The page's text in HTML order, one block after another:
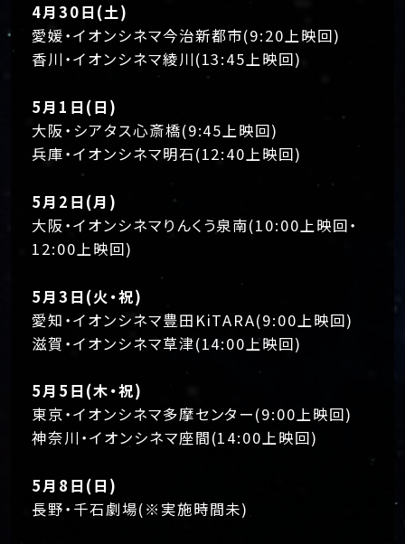
4月30日(土)
愛媛・イオンシネマ今治新都市(9:20上映回)
香川・イオンシネマ綾川(13:45上映回)
5月1日(日)
大阪・シアタス心斎橋(9:45上映回)
兵庫・イオンシネマ明石(12:40上映回)
5月2日(月)
大阪・イオンシネマりんくう泉南(10:00上映回・
12:00上映回)
5月3日(火・祝)
愛知・イオンシネマ豊田KiTARA(9:00上映回)
滋賀・イオンシネマ草津(14:00上映回)
5月5日(木・祝)
東京・イオンシネマ多摩センター(9:00上映回)
神奈川・イオンシネマ座間(14:00上映回)
5月8日(日)
長野・千石劇場(※実施時間未)